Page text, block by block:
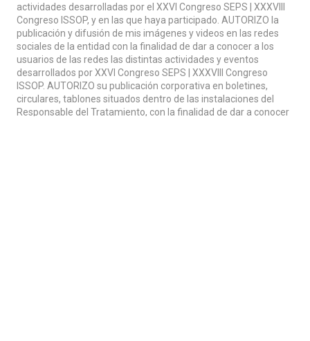
actividades desarrolladas por el XXVI Congreso SEPS | XXXVIII
Congreso ISSOP, y en las que haya participado. AUTORIZO la
publicación y difusión de mis imágenes y videos en las redes
sociales de la entidad con la finalidad de dar a conocer a los
usuarios de las redes las distintas actividades y eventos
desarrollados por XXVI Congreso SEPS | XXXVIII Congreso
ISSOP. AUTORIZO su publicación corporativa en boletines,
circulares, tablones situados dentro de las instalaciones del
Responsable del Tratamiento, con la finalidad de dar a conocer